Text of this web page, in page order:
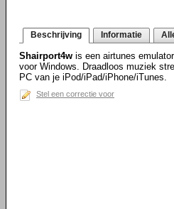
Beschrijving Informatie
Shairport4w is een airtunes
voor Windows. Draadloos muziek
PC van je iPod/iPad/iPhone/iTunes.
Stel een correctie voor